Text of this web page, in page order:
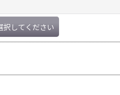
択してください